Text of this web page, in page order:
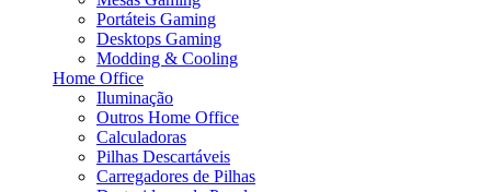
Portáteis Gaming
Desktops Gaming
Modding & Cooling
Home Office
Iluminação
Outros Home Office
Calculadoras
Pilhas Descartáveis
Carregadores de Pilhas